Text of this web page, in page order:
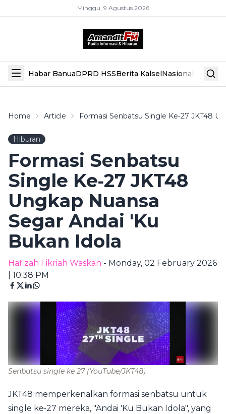
Minggu, 9 Agustus 2026
Habar BanuaDPRD HSSBerita KalselNasional Hiburan
Home Article Formasi Senbatsu Single Ke‑27 JKT48
Hiburan
Formasi Senbatsu
Single Ke‑27 JKT48
Ungkap Nuansa
Segar Andai 'Ku
Bukan Idola
Hafizah Fikriah Waskan - Monday, 02 February 2026
| 10:38 PM
Senbatsu single ke 27 (YouTube/JKT48)
JKT48 memperkenalkan formasi senbatsu untuk
single ke‑27 mereka, "Andai 'Ku Bukan Idola", yang